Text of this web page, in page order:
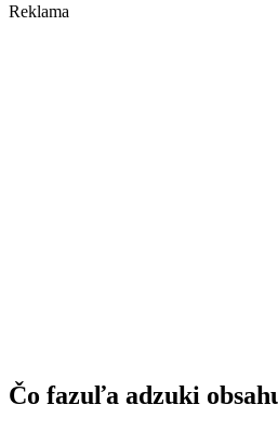
Reklama
Čo fazuľa adzuki